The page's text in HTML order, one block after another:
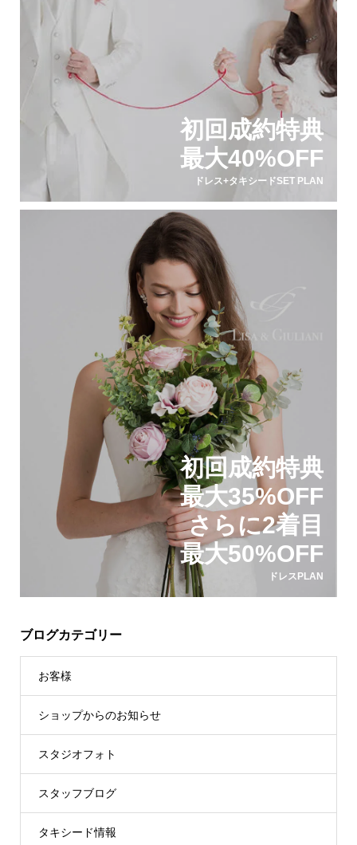
初回成約特典
最大40%OFF
ドレス+タキシードSET PLAN
初回成約特典
最大35%OFF
さらに2着目
最大50%OFF
ドレスPLAN
ブログカテゴリー
お客様
ショップからのお知らせ
スタジオフォト
スタッフブログ
タキシード情報